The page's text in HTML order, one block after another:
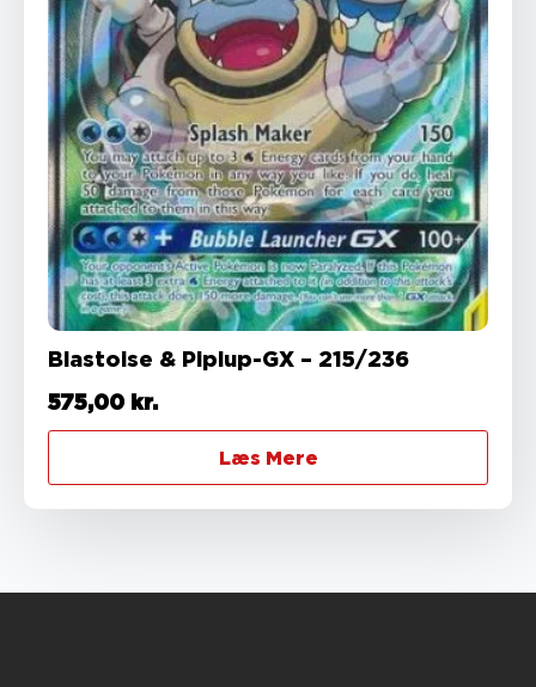
Blastoise & Piplup-GX – 215/236
575,00 kr.
Læs Mere